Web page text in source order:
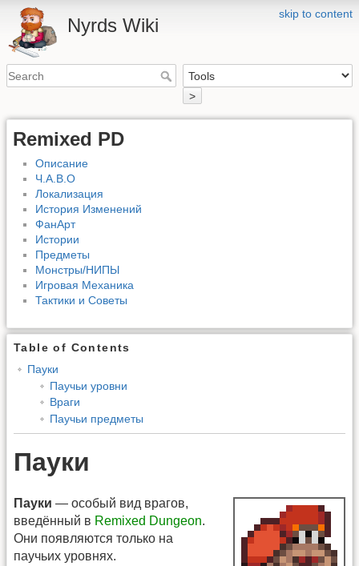
skip to content
Nyrds Wiki
>
Remixed PD
Описание
Ч.А.В.О
Локализация
История Изменений
ФанАрт
Истории
Предметы
Монстры/НИПЫ
Игровая Механика
Тактики и Советы
Table of Contents
Пауки
Паучьи уровни
Враги
Паучьи предметы
Пауки
Пауки — особый вид врагов,
введённый в Remixed Dungeon.
Они появляются только на
паучьих уровнях.